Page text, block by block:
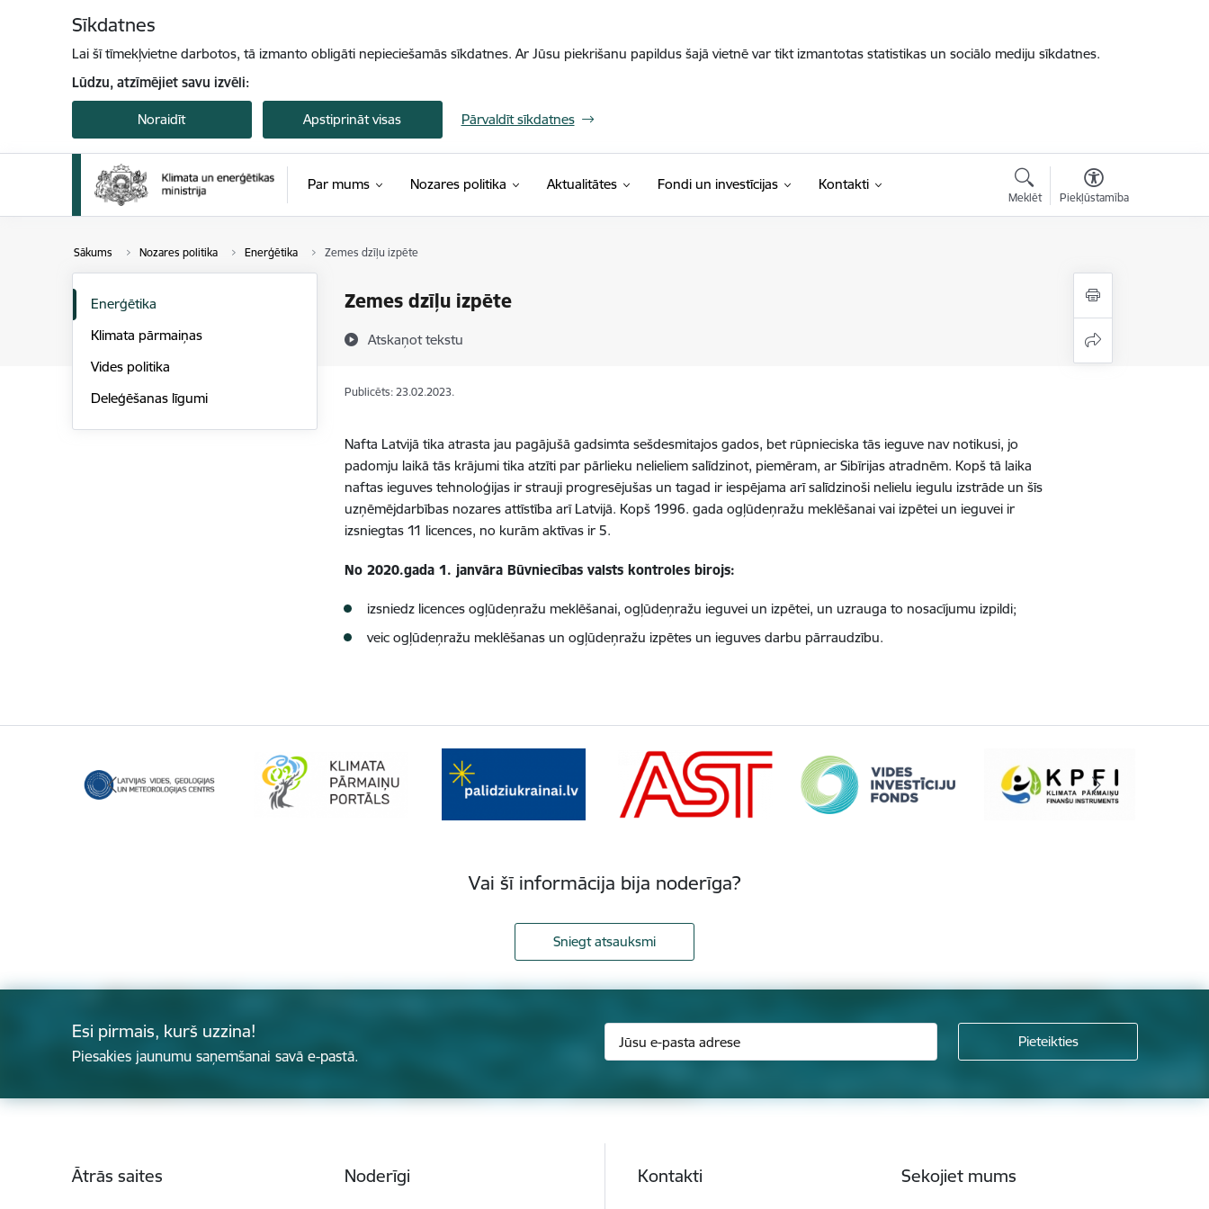
Sīkdatnes
Lai šī tīmekļvietne darbotos, tā izmanto obligāti nepieciešamās sīkdatnes. Ar Jūsu piekrišanu papildus šajā vietnē var tikt izmantotas statistikas un sociālo mediju sīkdatnes.
Lūdzu, atzīmējiet savu izvēli:
Noraidīt Apstiprināt visas Pārvaldīt sīkdatnes
Par mums Nozares politika Aktualitātes Fondi un investīcijas Kontakti
Meklēt Piekļūstamība
Sākums Nozares politika Enerģētika Zemes dzīļu izpēte
Zemes dzīļu izpēte
Atskaņot tekstu
Enerģētika
Klimata pārmaiņas
Vides politika
Deleģēšanas līgumi
Publicēts: 23.02.2023.
Nafta Latvijā tika atrasta jau pagājušā gadsimta sešdesmitajos gados, bet rūpnieciska tās ieguve nav notikusi, jo
padomju laikā tās krājumi tika atzīti par pārlieku nelieliem salīdzinot, piemēram, ar Sibīrijas atradnēm. Kopš tā laika
naftas ieguves tehnoloģijas ir strauji progresējušas un tagad ir iespējama arī salīdzinoši nelielu iegulu izstrāde un šīs
uzņēmējdarbības nozares attīstība arī Latvijā. Kopš 1996. gada ogļūdeņražu meklēšanai vai izpētei un ieguvei ir
izsniegtas 11 licences, no kurām aktīvas ir 5.
No 2020.gada 1. janvāra Būvniecības valsts kontroles birojs:
izsniedz licences ogļūdeņražu meklēšanai, ogļūdeņražu ieguvei un izpētei, un uzrauga to nosacījumu izpildi;
veic ogļūdeņražu meklēšanas un ogļūdeņražu izpētes un ieguves darbu pārraudzību.
Vai šī informācija bija noderīga?
Sniegt atsauksmi
Esi pirmais, kurš uzzina!
Piesakies jaunumu saņemšanai savā e-pastā.
Ātrās saites Noderīgi Kontakti Sekojiet mums